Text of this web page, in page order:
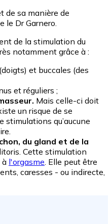
de sa manière de
le Dr Garnero.
de la stimulation du
notamment grâce à :
et buccales (des
et réguliers ;
Mais celle-ci doit
un risque de se
qu’aucune
du gland et de la
Cette stimulation
à l'orgasme . Elle peut être
caresses - ou indirecte,